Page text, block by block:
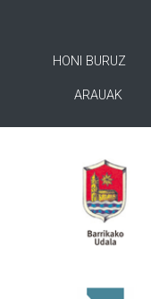
HONI BURUZ
ARAUAK